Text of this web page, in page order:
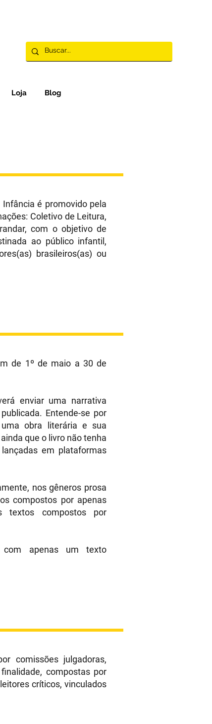
Loja Blog
é promovido pela
Coletivo de Leitura,
com o objetivo de
ao público infantil,
brasileiros(as) ou
de 1º de maio a 30 de
enviar uma narrativa
Entende-se por
obra literária e sua
que o livro não tenha
em plataformas
nos gêneros prosa
compostos por apenas
textos compostos por
com apenas um texto
comissões julgadoras,
compostas por
críticos, vinculados